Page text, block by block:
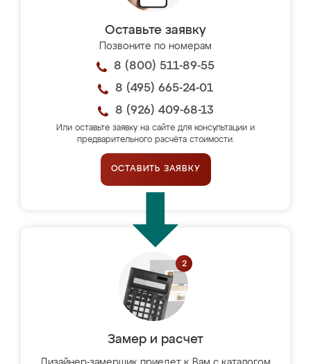
Оставьте заявку
Позвоните по номерам
8 (800) 511-89-55
8 (495) 665-24-01
8 (926) 409-68-13
Или оставьте заявку на сайте для консультации и
предварительного расчёта стоимости.
ОСТАВИТЬ ЗАЯВКУ
Замер и расчет